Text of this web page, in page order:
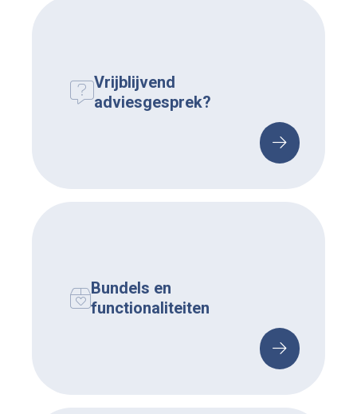
Vrijblijvend
adviesgesprek?
Bundels en
functionaliteiten